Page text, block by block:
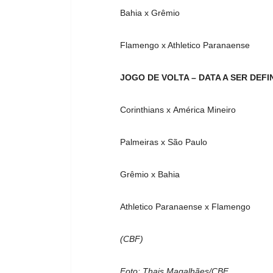
Bahia x Grêmio
Flamengo x Athletico Paranaense
JOGO DE VOLTA – DATA A SER
Corinthians x América Mineiro
Palmeiras x São Paulo
Grêmio x Bahia
Athletico Paranaense x Flamengo
(CBF)